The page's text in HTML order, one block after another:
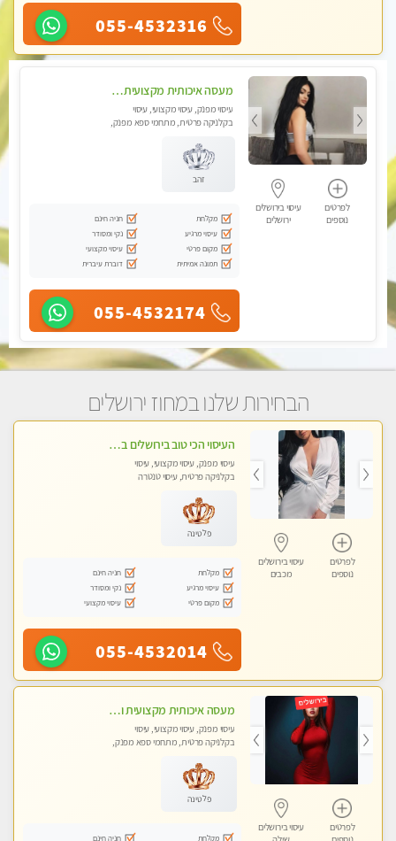
055-4532316
לפרטים
נוספים
עיסוי בירושלים
ירושלים
מעסה איכותית מקצועית ומפנקת בירושלים .מומלץ!!
עיסוי מפנק, עיסוי מקצועי, עיסוי
בקלניקה פרטית, מתחמי ספא מפנק,
זהב
מקלחת
חניה חינם
עיסוי מרגיע
נקי ומסודר
מקום פרטי
עיסוי מקצועי
תמונה אמיתית
דוברת עיברית
055-4532174
הבחירות שלנו במחוז ירושלים
לפרטים
נוספים
עיסוי בירושלים
מכבים
העיסוי הכי טוב בירושלים במרכז ירושלים GREEN -SPA מפנק מקצועי ומשחרר
עיסוי מפנק, עיסוי מקצועי, עיסוי
בקלניקה פרטית, עיסוי טנטרה
פלטינה
מקלחת
חניה חינם
עיסוי מרגיע
נקי ומסודר
מקום פרטי
עיסוי מקצועי
055-4532014
לפרטים
עיסוי בירושלים
מעסה איכותית מקצועית ומפנקת
עיסוי מפנק, עיסוי מקצועי, עיסוי
בקלניקה פרטית, מתחמי ספא מפנק,
פלטינה
מקלחת חניה חינם